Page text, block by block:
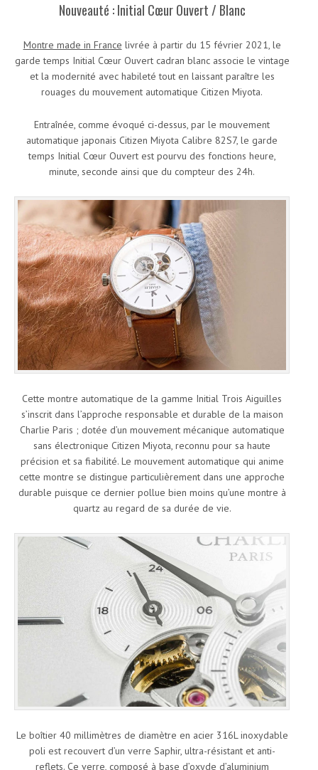
Nouveauté : Initial Cœur Ouvert / Blanc
Montre made in France livrée à partir du 15 février 2021, le
garde temps Initial Cœur Ouvert cadran blanc associe le vintage
et la modernité avec habileté tout en laissant paraître les
rouages du mouvement automatique Citizen Miyota.
Entraînée, comme évoqué ci-dessus, par le mouvement
automatique japonais Citizen Miyota Calibre 82S7, le garde
temps Initial Cœur Ouvert est pourvu des fonctions heure,
minute, seconde ainsi que du compteur des 24h.
Cette montre automatique de la gamme Initial Trois Aiguilles
s’inscrit dans l’approche responsable et durable de la maison
Charlie Paris ; dotée d’un mouvement mécanique automatique
sans électronique Citizen Miyota, reconnu pour sa haute
précision et sa fiabilité. Le mouvement automatique qui anime
cette montre se distingue particulièrement dans une approche
durable puisque ce dernier pollue bien moins qu’une montre à
quartz au regard de sa durée de vie.
Le boîtier 40 millimètres de diamètre en acier 316L inoxydable
poli est recouvert d’un verre Saphir, ultra-résistant et anti-
reflets. Ce verre, composé à base d’oxyde d’aluminium